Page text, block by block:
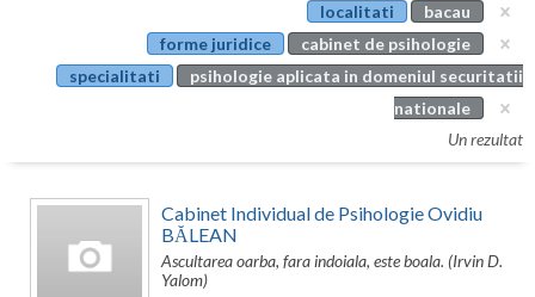
Bucuresti
Calarasi
localitati
bacau
forme juridice
cabinet de psihologie
specialitati
psihologie aplicata in domeniul securitatii
nationale
Un rezultat
Cabinet Individual de Psihologie Ovidiu
BĂLEAN
Ascultarea oarba, fara indoiala, este boala. (Irvin D.
Yalom)